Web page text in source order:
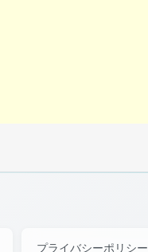
プライバシーポリシー